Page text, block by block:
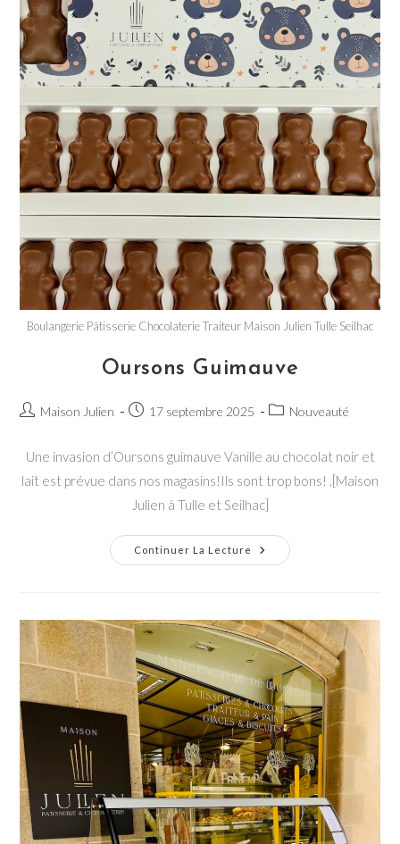
Boulangerie Pâtisserie Chocolaterie Traiteur Maison Julien Tulle Seilhac
Oursons Guimauve
Auteur/autrice
publication :
Maison Julien
Publication
17 septembre 2025
PostNouveauté
Une invasion d’Oursons guimauve Vanille au chocolat noir et
lait est prévue dans nos magasins!Ils sont trop bons! .[Maison
Julien à Tulle et Seilhac]
Continuer La Lecture
Oursons
Guimauve